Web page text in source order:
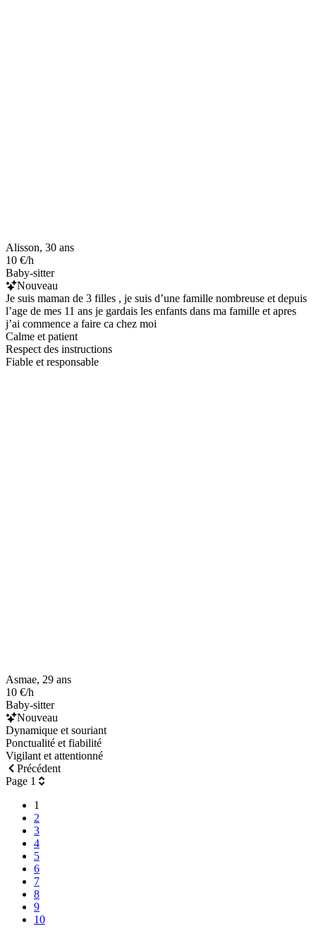
Alisson, 30 ans
10 €/h
Baby-sitter
Nouveau
Je suis maman de 3 filles , je suis d’une famille nombreuse et depuis
l’age de mes 11 ans je gardais les enfants dans ma famille et apres
j’ai commence a faire ca chez moi
Calme et patient
Respect des instructions
Fiable et responsable
Asmae, 29 ans
10 €/h
Baby-sitter
Nouveau
Dynamique et souriant
Ponctualité et fiabilité
Vigilant et attentionné
Précédent
Page 1
1
2
3
4
5
6
7
8
9
10